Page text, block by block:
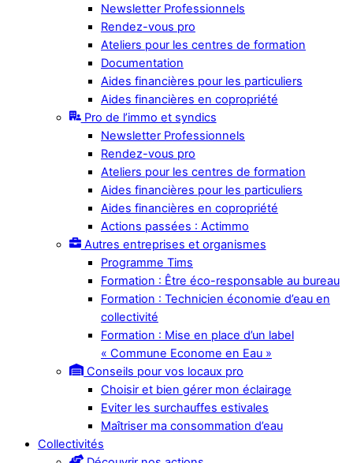
Newsletter Professionnels
Rendez-vous pro
Ateliers pour les centres de formation
Documentation
Aides financières pour les particuliers
Aides financières en copropriété
Pro de l’immo et syndics
Newsletter Professionnels
Rendez-vous pro
Ateliers pour les centres de formation
Aides financières pour les particuliers
Aides financières en copropriété
Actions passées : Actimmo
Autres entreprises et organismes
Programme Tims
Formation : Être éco-responsable au bureau
Formation : Technicien économie d’eau en
collectivité
Formation : Mise en place d’un label
« Commune Econome en Eau »
Conseils pour vos locaux pro
Choisir et bien gérer mon éclairage
Eviter les surchauffes estivales
Maîtriser ma consommation d’eau
Collectivités